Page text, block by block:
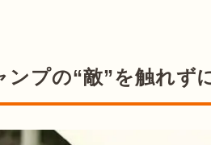
ンプの“敵”を触れず